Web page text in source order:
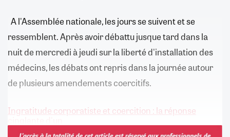
A l'Assemblée nationale, les jours se suivent et se
ressemblent. Après avoir débattu jusque tard dans la
nuit de mercredi à jeudi sur la liberté d'installation des
médecins, les débats ont repris dans la journée autour
de plusieurs amendements coercitifs.
Ingratitude corporatiste et coercition : la réponse